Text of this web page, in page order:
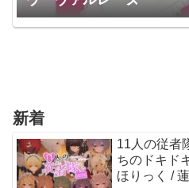
新着
11人の従者
ちのドキド
ほりっく /